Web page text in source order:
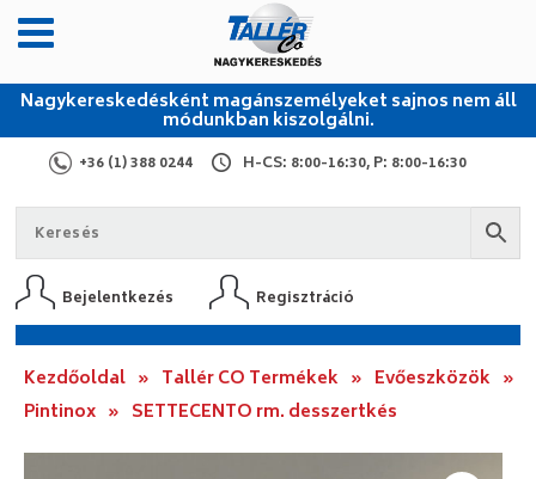
Nagykereskedésként magánszemélyeket sajnos nem áll
módunkban kiszolgálni.
+36 (1) 388 0244 H-CS: 8:00-16:30, P: 8:00-16:30
Bejelentkezés Regisztráció
Kezdőoldal » Tallér CO Termékek » Evőeszközök »
Pintinox » SETTECENTO rm. desszertkés